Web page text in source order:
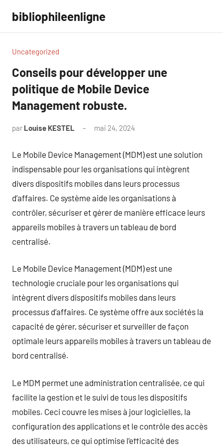
contenu
bibliophileenligne
Uncategorized
Conseils pour développer une
politique de Mobile Device
Management robuste.
par Louise KESTEL mai 24, 2024
Le Mobile Device Management (MDM) est une solution
indispensable pour les organisations qui intègrent
divers dispositifs mobiles dans leurs processus
d’affaires. Ce système aide les organisations à
contrôler, sécuriser et gérer de manière efficace leurs
appareils mobiles à travers un tableau de bord
centralisé.
Le Mobile Device Management (MDM) est une
technologie cruciale pour les organisations qui
intègrent divers dispositifs mobiles dans leurs
processus d’affaires. Ce système offre aux sociétés la
capacité de gérer, sécuriser et surveiller de façon
optimale leurs appareils mobiles à travers un tableau de
bord centralisé.
Le MDM permet une administration centralisée, ce qui
facilite la gestion et le suivi de tous les dispositifs
mobiles. Ceci couvre les mises à jour logicielles, la
configuration des applications et le contrôle des accès
des utilisateurs, ce qui optimise l’efficacité des